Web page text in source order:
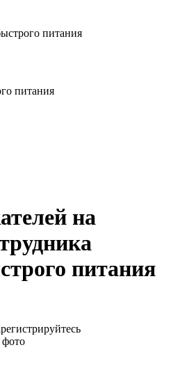
питания
питания
на
питания
фото